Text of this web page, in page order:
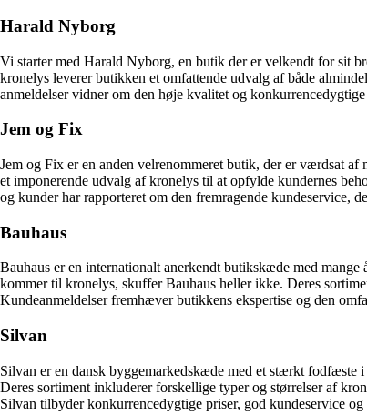
Harald Nyborg
Vi starter med Harald Nyborg, en butik der er velkendt for sit
kronelys leverer butikken et omfattende udvalg af både
anmeldelser vidner om den høje kvalitet og
Jem og Fix
Jem og Fix er en anden velrenommeret butik, der er værdsat
et imponerende udvalg af kronelys til at opfylde kundernes
og kunder har rapporteret om den fremragende kundeservice,
Bauhaus
Bauhaus er en internationalt anerkendt butikskæde med
kommer til kronelys, skuffer Bauhaus heller ikke. Deres
Kundeanmeldelser fremhæver butikkens ekspertise og den
Silvan
Silvan er en dansk byggemarkedskæde med et stærkt
Deres sortiment inkluderer forskellige typer og størrelser af
Silvan tilbyder konkurrencedygtige priser, god kundeservice